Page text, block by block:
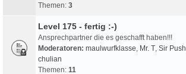
Themen: 3
Level 175 - fertig :-)
Ansprechpartner die es geschafft haben!!!
Moderatoren: maulwurfklasse, Mr. T, Sir Push
chulian
Themen: 11